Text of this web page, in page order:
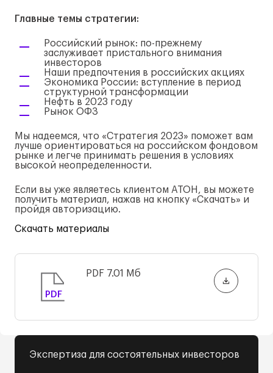
Главные темы стратегии:
Российский рынок: по-прежнему
заслуживает пристального внимания
инвесторов
Наши предпочтения в российских акциях
Экономика России: вступление в период
структурной трансформации
Нефть в 2023 году
Рынок ОФЗ
Мы надеемся, что «Стратегия 2023» поможет вам
лучше ориентироваться на российском фондовом
рынке и легче принимать решения в условиях
высокой неопределенности.
Если вы уже являетесь клиентом АТОН, вы можете
получить материал, нажав на кнопку «Скачать» и
пройдя авторизацию.
Скачать материалы
PDF
PDF 7.01 Мб
Экспертиза для состоятельных инвесторов